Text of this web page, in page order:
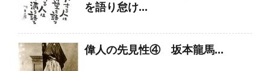
を語り怠け...
偉人の先見性④ 坂本龍馬...